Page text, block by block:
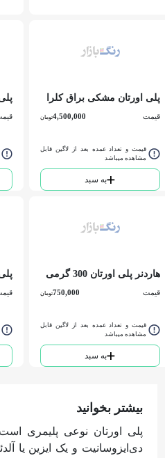
پلی اورتان مشکی براق کلرا
گالن
قیمت 4,500,000تومان
قیمت و تعداد عمده بعد از لاگین قابل
مشاهده میباشد
به سبد
هاردنر پلی اورتان 300 گرمی
کلرا
قیمت 750,000تومان
قیمت و تعداد عمده بعد از لاگین قابل
مشاهده میباشد
به سبد
بیشتر بخوانید
پلی اورتان نوعی پلیمری
دی‌ایزوسانیت و یک ایزین یا